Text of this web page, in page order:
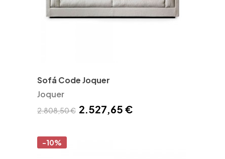
Sofá Code Joquer
Joquer
2.808,50 € 2.527,65 €
-10%